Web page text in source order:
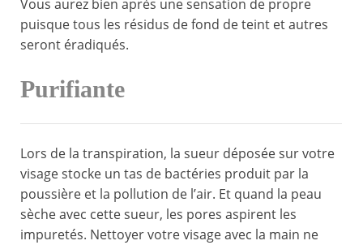
Vous aurez bien après une sensation de propre
puisque tous les résidus de fond de teint et autres
seront éradiqués.
Purifiante
Lors de la transpiration, la sueur déposée sur votre
visage stocke un tas de bactéries produit par la
poussière et la pollution de l’air. Et quand la peau
sèche avec cette sueur, les pores aspirent les
impuretés. Nettoyer votre visage avec la main ne